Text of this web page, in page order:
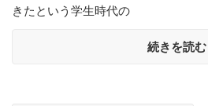
きたという学生時代の
続きを読む